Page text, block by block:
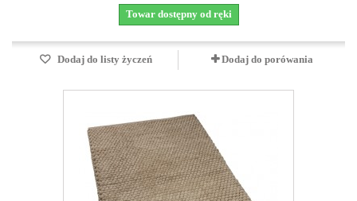
Towar dostępny od ręki
Dodaj do listy życzeń Dodaj do porówania